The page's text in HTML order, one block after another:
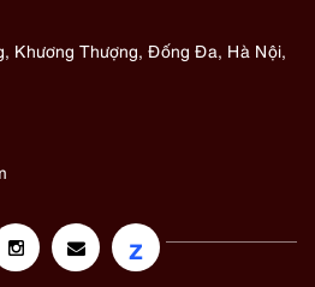
Khương Thượng, Đống Đa, Hà Nội,
z